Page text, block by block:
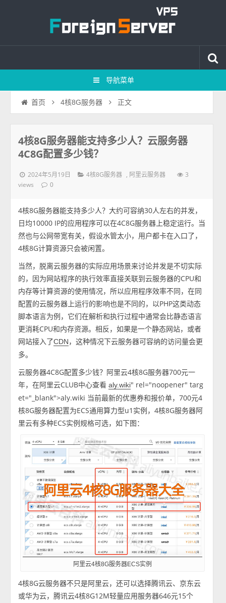
导航菜单
首页 4核8G服务器 正文
4核8G服务器能支持多少人？云服务器
4C8G配置多少钱？
2024年5月19日 4核8G服务器 , 阿里云服务器
3
views
0
4核8G服务器能支持多少人？大约可容纳30人左右的并发，
日均10000 IP的应用程序可以在4C8G服务器上稳定运行。当
然也与公网带宽有关，假设水管太小，用户都卡在入口了，
4核8G计算资源只会被闲置。
当然，脱离云服务器的实际应用场景来讨论并发是不切实际
的，因为网站程序的执行效率直接关联到云服务器的CPU和
内存等计算资源的使用情况，所以应用程序效率不同，在同
配置的云服务器上运行的影响也是不同的，以PHP这类动态
脚本语言为例，它们在解析和执行过程中通常会比静态语言
更消耗CPU和内存资源。相反，如果是一个静态网站，或者
网站接入了CDN，这种情况下云服务器可容纳的访问量会更
多。
云服务器4C8G配置多少钱？阿里云4核8G服务器700元一
年，在阿里云CLUB中心查看aly.wiki" rel="noopener" targ
et="_blank">aly.wiki 当前最新的优惠券和报价单，700元4
核8G服务器配置为ECS通用算力型u1实例，4核8G服务器阿
里云有多种ECS实例规格可选，如下图：
阿里云4核8G服务器ECS实例
4核8G云服务器不只是阿里云，还可以选择腾讯云、京东云
或华为云，腾讯云4核8G12M轻量应用服务器646元15个